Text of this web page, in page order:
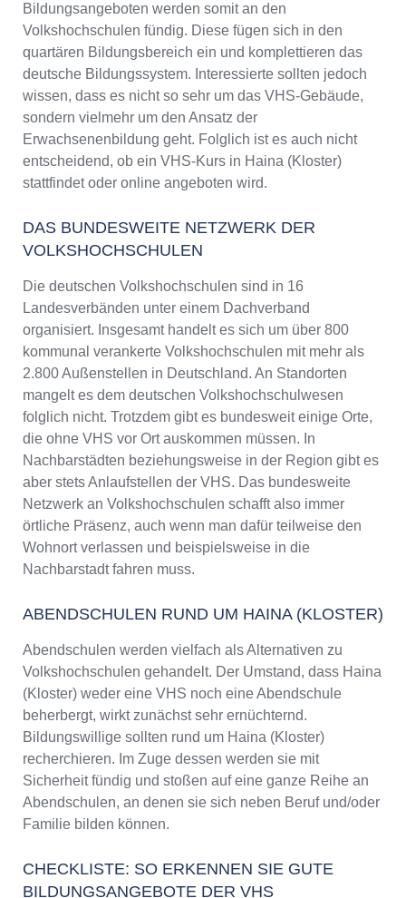
Bildungsangeboten werden somit an den
Volkshochschulen fündig. Diese fügen sich in den
quartären Bildungsbereich ein und komplettieren das
deutsche Bildungssystem. Interessierte sollten jedoch
wissen, dass es nicht so sehr um das VHS-Gebäude,
sondern vielmehr um den Ansatz der
Erwachsenenbildung geht. Folglich ist es auch nicht
entscheidend, ob ein VHS-Kurs in Haina (Kloster)
stattfindet oder online angeboten wird.
DAS BUNDESWEITE NETZWERK DER
VOLKSHOCHSCHULEN
Die deutschen Volkshochschulen sind in 16
Landesverbänden unter einem Dachverband
organisiert. Insgesamt handelt es sich um über 800
kommunal verankerte Volkshochschulen mit mehr als
2.800 Außenstellen in Deutschland. An Standorten
mangelt es dem deutschen Volkshochschulwesen
folglich nicht. Trotzdem gibt es bundesweit einige Orte,
die ohne VHS vor Ort auskommen müssen. In
Nachbarstädten beziehungsweise in der Region gibt es
aber stets Anlaufstellen der VHS. Das bundesweite
Netzwerk an Volkshochschulen schafft also immer
örtliche Präsenz, auch wenn man dafür teilweise den
Wohnort verlassen und beispielsweise in die
Nachbarstadt fahren muss.
ABENDSCHULEN RUND UM HAINA (KLOSTER)
Abendschulen werden vielfach als Alternativen zu
Volkshochschulen gehandelt. Der Umstand, dass Haina
(Kloster) weder eine VHS noch eine Abendschule
beherbergt, wirkt zunächst sehr ernüchternd.
Bildungswillige sollten rund um Haina (Kloster)
recherchieren. Im Zuge dessen werden sie mit
Sicherheit fündig und stoßen auf eine ganze Reihe an
Abendschulen, an denen sie sich neben Beruf und/oder
Familie bilden können.
CHECKLISTE: SO ERKENNEN SIE GUTE
BILDUNGSANGEBOTE DER VHS